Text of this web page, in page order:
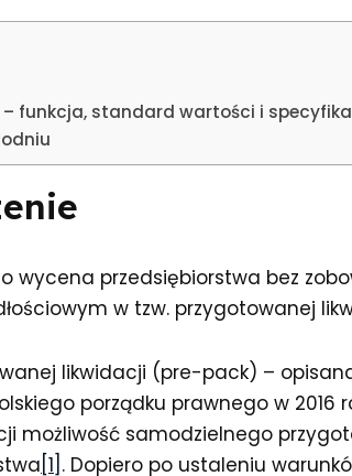
funkcja, standard wartości i
wycena przedsiębiorstwa bez
w tzw. przygotowanej
likwidacji (pre-pack) –
porządku prawnego w 2016
możliwość samodzielnego
[1] . Dopiero po ustaleniu